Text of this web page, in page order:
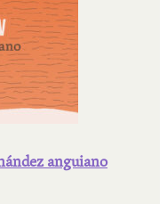
anguiano